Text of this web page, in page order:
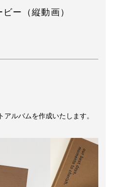
ー（縦動画）
ルバムを作成いたします。